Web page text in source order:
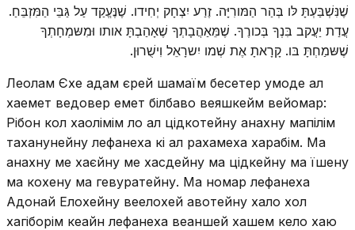
שֶׁנִּשְׁבַּעְתָּ לּו בְּהַר הַמּורִיָּה. זֶרַע יִצְחָק יְחִידו. שֶׁנֶּעֱקַד עַל גַּבֵּי הַמִּזְבֵּחַ.
עֲדַת יַעֲקב בִּנְךָ בְּכורֶךָ. שֶׁמֵּאַהֲבָתְךָ שֶׁאָהַבְתָּ אותו וּמִשּמְחָתְךָ
שֶׁשּמַחְתָּ בּו. קָרָאתָ אֶת שְׁמו יִשרָאֵל וִישֻׁרוּן.
Леолам Єхе адам єрей шамаїм бесетер умоде ал
хаемет ведовер емет білбаво веяшкейм вейомар:
Рібон кол хаолімім ло ал цідкотейну анахну мапілім
таханунейну лефанеха кі ал рахамеха харабім. Ма
анахну ме хаєйну ме хасдейну ма цідкейну ма їшену
ма кохену ма гевуратейну. Ма номар лефанеха
Адонай Елохейну веелохей авотейну хало хол
хагіборім кеайн лефанеха веаншей хашем кело хаю